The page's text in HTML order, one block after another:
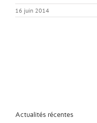
16 juin 2014
Actualités récentes